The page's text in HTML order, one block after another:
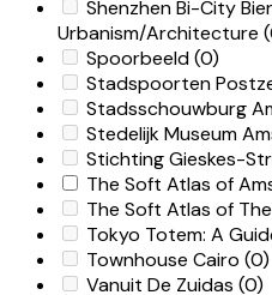
Shenzhen Bi-City
Urbanism/Architecture
Spoorbeeld(0)
Stadspoorten
Stadsschouwburg
Stedelijk Museum
Stichting Gieskes-
The Soft Atlas of
The Soft Atlas of
Tokyo Totem: A
Townhouse Cairo (0)
Vanuit De Zuidas (0)